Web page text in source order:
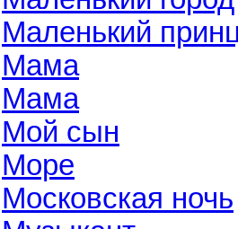
Маленький
Мама
Мама
Мой сын
Море
Московская ночь